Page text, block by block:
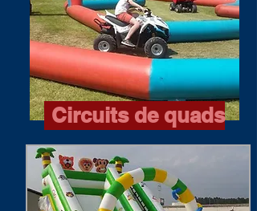
Circuits de quads